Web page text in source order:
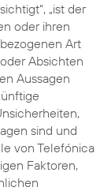
„ist der
oder ihren
Art
Absichten
Aussagen
sind und
von Telefónica
Faktoren,